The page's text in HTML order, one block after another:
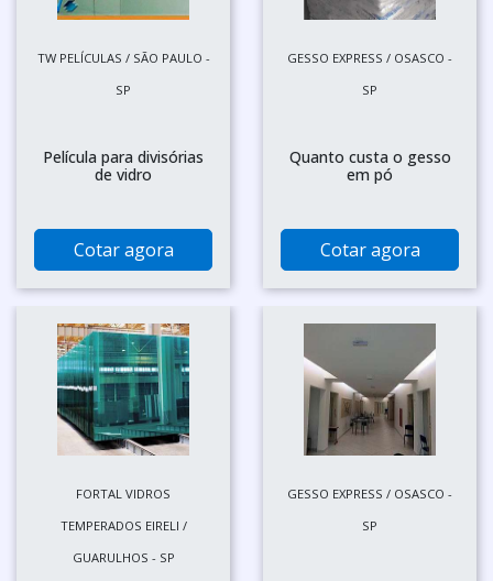
TW PELÍCULAS / SÃO PAULO -
SP
Película para divisórias
de vidro
Cotar agora
GESSO EXPRESS / OSASCO -
SP
Quanto custa o gesso
em pó
Cotar agora
FORTAL VIDROS
TEMPERADOS EIRELI /
GUARULHOS - SP
GESSO EXPRESS / OSASCO -
SP